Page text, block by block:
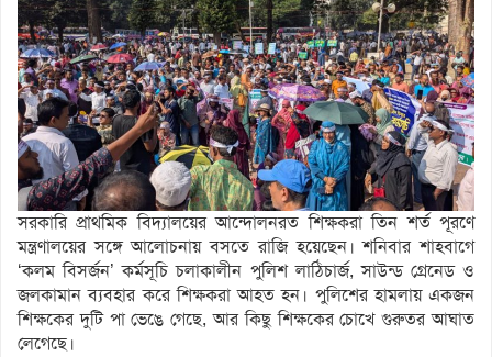
সরকারি প্রাথমিক বিদ্যালয়ের আন্দোলনরত শিক্ষকরা তিন শর্ত পূরণে
মন্ত্রণালয়ের সঙ্গে আলোচনায় বসতে রাজি হয়েছেন। শনিবার শাহবাগে
‘কলম বিসর্জন’ কর্মসূচি চলাকালীন পুলিশ লাঠিচার্জ, সাউন্ড গ্রেনেড ও
জলকামান ব্যবহার করে শিক্ষকরা আহত হন। পুলিশের হামলায় একজন
শিক্ষকের দুটি পা ভেঙে গেছে, আর কিছু শিক্ষকের চোখে গুরুতর আঘাত
লেগেছে।